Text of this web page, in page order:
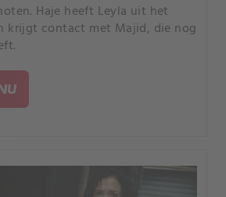
Haje heeft Leyla uit het
krijgt contact met Majid, die nog